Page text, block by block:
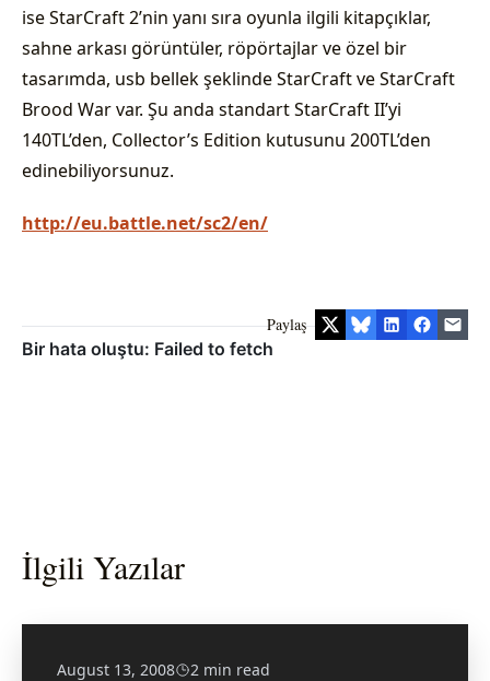
ise StarCraft 2’nin yanı sıra oyunla ilgili kitapçıklar,
sahne arkası görüntüler, röpörtajlar ve özel bir
tasarımda, usb bellek şeklinde StarCraft ve StarCraft
Brood War var. Şu anda standart StarCraft II’yi
140TL’den, Collector’s Edition kutusunu 200TL’den
edinebiliyorsunuz.
http://eu.battle.net/sc2/en/
Paylaş
İlgili Yazılar
August 13, 2008 2 min read